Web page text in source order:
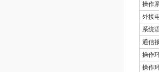
操作
外接
系统
通信
操作
操作